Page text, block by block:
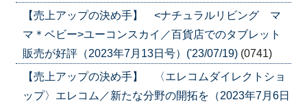
【売上アップの決め手】 <ナチュラルリビング マ
マ＊ベビー>ユーコンスカイ／百貨店でのタブレット
販売が好評（2023年7月13日号）('23/07/19) (0741)
【売上アップの決め手】 〈エレコムダイレクトショ
ップ〉エレコム／新たな分野の開拓を（2023年7月6日